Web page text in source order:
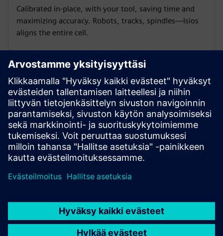
Calibrated in-place, with your tool, saving time and
maximizing accuracy. Robots, tracks, spindles—Isios
aligns the entire cell.
Recalibration systems
Recalibrate your cell or run health checks
autonomously.